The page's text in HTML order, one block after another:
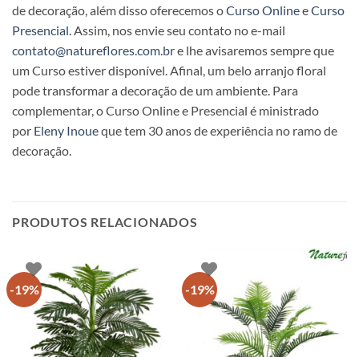
de decoração, além disso oferecemos oCurso OnlineeCurso
Presencial. Assim, nos envie seu contato no e-mail
contato@natureflores.com.bre lhe avisaremos sempre que
um Curso estiver disponível. Afinal, um belo arranjo floral
pode transformar a decoração de um ambiente. Para
complementar, o Curso Online e Presencial é ministrado
por Eleny Inoueque tem 30 anos de experiência no ramo de
decoração.
PRODUTOS RELACIONADOS
-19% -19%